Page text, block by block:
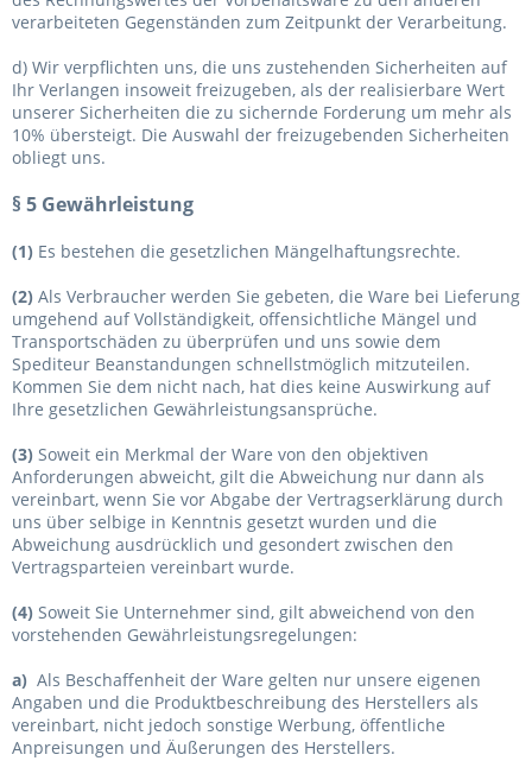
verarbeiteten Gegenständen zum Zeitpunkt der Verarbeitung.
d) Wir verpflichten uns, die uns zustehenden Sicherheiten auf
Ihr Verlangen insoweit freizugeben, als der realisierbare Wert
unserer Sicherheiten die zu sichernde Forderung um mehr als
10% übersteigt. Die Auswahl der freizugebenden Sicherheiten
obliegt uns.
§ 5 Gewährleistung
(1) Es bestehen die gesetzlichen Mängelhaftungsrechte.
(2) Als Verbraucher werden Sie gebeten, die Ware bei Lieferung
umgehend auf Vollständigkeit, offensichtliche Mängel und
Transportschäden zu überprüfen und uns sowie dem
Spediteur Beanstandungen schnellstmöglich mitzuteilen.
Kommen Sie dem nicht nach, hat dies keine Auswirkung auf
Ihre gesetzlichen Gewährleistungsansprüche.
(3) Soweit ein Merkmal der Ware von den objektiven
Anforderungen abweicht, gilt die Abweichung nur dann als
vereinbart, wenn Sie vor Abgabe der Vertragserklärung durch
uns über selbige in Kenntnis gesetzt wurden und die
Abweichung ausdrücklich und gesondert zwischen den
Vertragsparteien vereinbart wurde.
(4) Soweit Sie Unternehmer sind, gilt abweichend von den
vorstehenden Gewährleistungsregelungen:
a) Als Beschaffenheit der Ware gelten nur unsere eigenen
Angaben und die Produktbeschreibung des Herstellers als
vereinbart, nicht jedoch sonstige Werbung, öffentliche
Anpreisungen und Äußerungen des Herstellers.